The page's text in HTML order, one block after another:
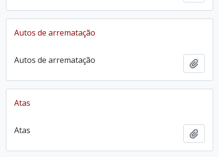
Autos de arrematação
Autos de arrematação
Atas
Atas